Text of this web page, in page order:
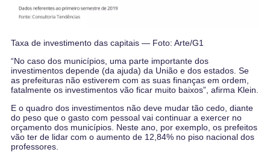
Taxa de investimento das capitais — Foto: Arte/G1
“No caso dos municípios, uma parte importante dos
investimentos depende (da ajuda) da União e dos estados. Se
as prefeituras não estiverem com as suas finanças em ordem,
fatalmente os investimentos vão ficar muito baixos”, afirma Klein.
E o quadro dos investimentos não deve mudar tão cedo, diante
do peso que o gasto com pessoal vai continuar a exercer no
orçamento dos municípios. Neste ano, por exemplo, os prefeitos
vão ter de lidar com o aumento de 12,84% no piso nacional dos
professores.